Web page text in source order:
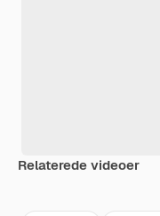
Relaterede videoer